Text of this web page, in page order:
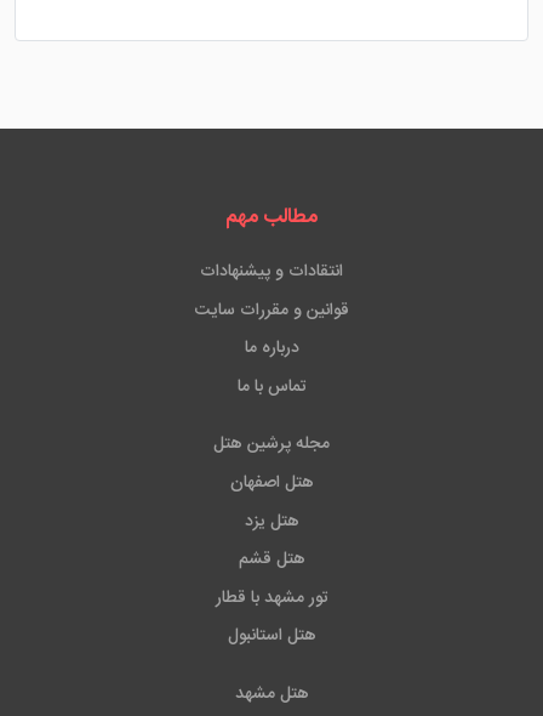
مطالب مهم
انتقادات و پیشنهادات
قوانین و مقررات سایت
درباره ما
تماس با ما
مجله پرشین هتل
هتل اصفهان
هتل یزد
هتل قشم
تور مشهد با قطار
هتل استانبول
هتل مشهد